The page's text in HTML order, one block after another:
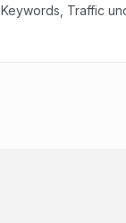
Keywords, Traffic